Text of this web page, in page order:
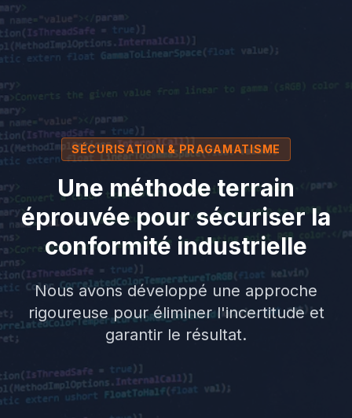
SÉCURISATION & PRAGAMATISME
Une méthode terrain
éprouvée pour sécuriser la
conformité industrielle
Nous avons développé une approche
rigoureuse pour éliminer l'incertitude et
garantir le résultat.